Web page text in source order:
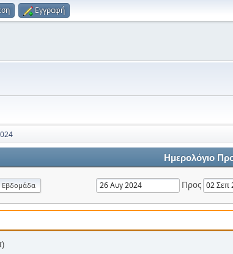
Εγγραφή
Ημερολόγιο
Εβδομάδα Προς